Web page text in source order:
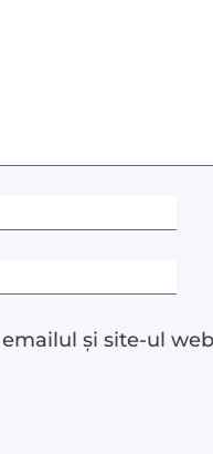
și site-ul